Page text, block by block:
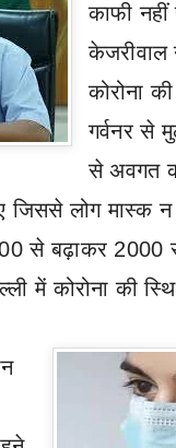
काफी
केजरीवाल
कोरोना
गर्वनर से
से अवगत
जिससे लोग मास्क
से बढ़ाकर
में कोरोना की